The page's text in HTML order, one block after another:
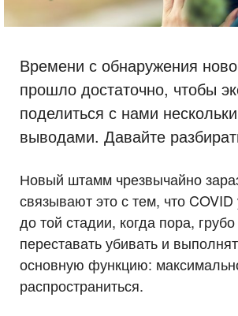
Времени с обнаружения
прошло достаточно, чтобы
поделиться с нами
выводами. Давайте
Новый штамм чрезвычайно
связывают это с тем, что
до той стадии, когда пора,
переставать убивать и
основную функцию:
распространиться.